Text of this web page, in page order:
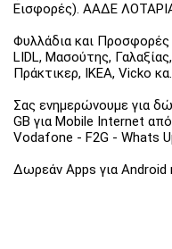
Εισφορές). ΑΑΔΕ
Φυλλάδια και
LIDL, Μασούτης,
Πράκτικερ, ΙΚΕΑ, Vicko κα.
Σας ενημερώνουμε για
GB για Mobile Internet
Vodafone - F2G - Whats
Δωρεάν Apps για Android